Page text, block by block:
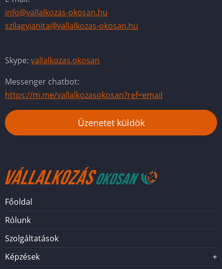
info@vallalkozas-okosan.hu
szilagyianita@vallalkozas-okosan.hu
Skype: vallalkozas.okosan
Messenger chatbot:
https://m.me/vallalkozasokosan?ref=email
Üzenetet küldök
Menü
Főoldal
Rólunk
Szolgáltatások
Képzések
+